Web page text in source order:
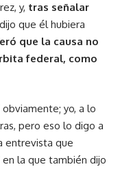
y, tras señalar
dijo que él hubiera
que la causa no
federal, como
yo, a lo
pero eso lo digo a
entrevista que
en la que también dijo